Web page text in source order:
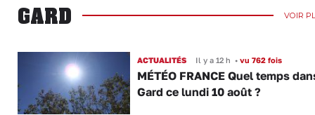
GARD VOIR
ACTUALITÉS Il y a 12 h •vu 762 fois
MÉTÉO FRANCE Quel temps
Gard ce lundi 10 août ?